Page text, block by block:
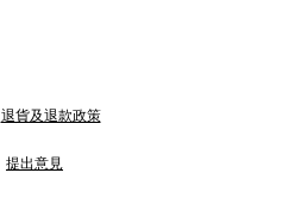
退貨及退款政策
提出意見